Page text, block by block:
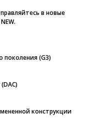
в новые
поколения (G3)
конструкции